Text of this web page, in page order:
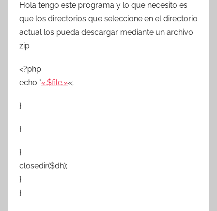
Hola tengo este programa y lo que necesito es
que los directorios que seleccione en el directorio
actual los pueda descargar mediante un archivo
zip
<?php
echo "«.$file.»«;
}
}
}
closedir($dh);
}
}